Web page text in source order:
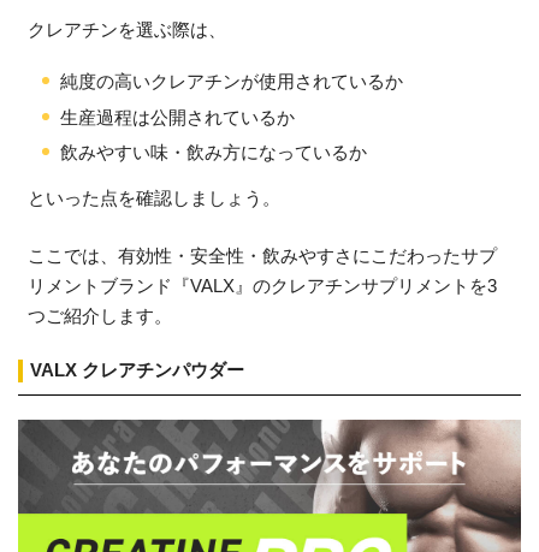
クレアチンを選ぶ際は、
純度の高いクレアチンが使用されているか
生産過程は公開されているか
飲みやすい味・飲み方になっているか
といった点を確認しましょう。
ここでは、有効性・安全性・飲みやすさにこだわったサプ
リメントブランド『VALX』のクレアチンサプリメントを3
つご紹介します。
VALX クレアチンパウダー